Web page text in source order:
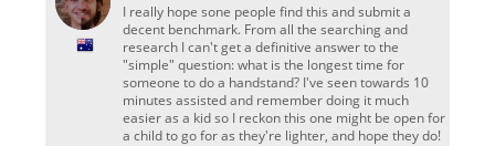
I really hope sone people find this and submit a
decent benchmark. From all the searching and
research I can't get a definitive answer to the
"simple" question: what is the longest time for
someone to do a handstand? I've seen towards 10
minutes assisted and remember doing it much
easier as a kid so I reckon this one might be open for
a child to go for as they're lighter, and hope they do!